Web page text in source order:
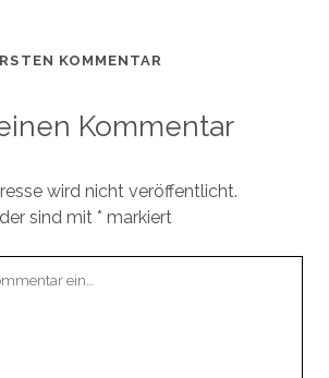
KOMMENTAR
Kommentar
wird nicht veröffentlicht.
sind mit * markiert